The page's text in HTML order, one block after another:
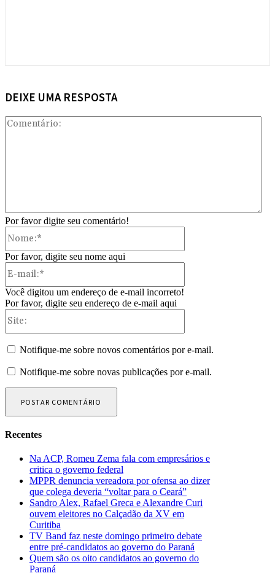
DEIXE UMA RESPOSTA
Por favor digite seu comentário!
Por favor, digite seu nome aqui
Você digitou um endereço de e-mail incorreto!
Por favor, digite seu endereço de e-mail aqui
Notifique-me sobre novos comentários por e-mail.
Notifique-me sobre novas publicações por e-mail.
Recentes
Na ACP, Romeu Zema fala com empresários e
critica o governo federal
MPPR denuncia vereadora por ofensa ao dizer
que colega deveria “voltar para o Ceará”
Sandro Alex, Rafael Greca e Alexandre Curi
ouvem eleitores no Calçadão da XV em
Curitiba
TV Band faz neste domingo primeiro debate
entre pré-candidatos ao governo do Paraná
Quem são os oito candidatos ao governo do
Paraná